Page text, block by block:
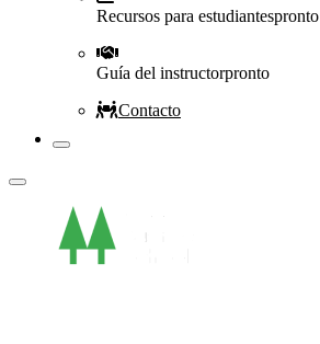
Recursos para estudiantespronto
Guía del instructorpronto
Contacto